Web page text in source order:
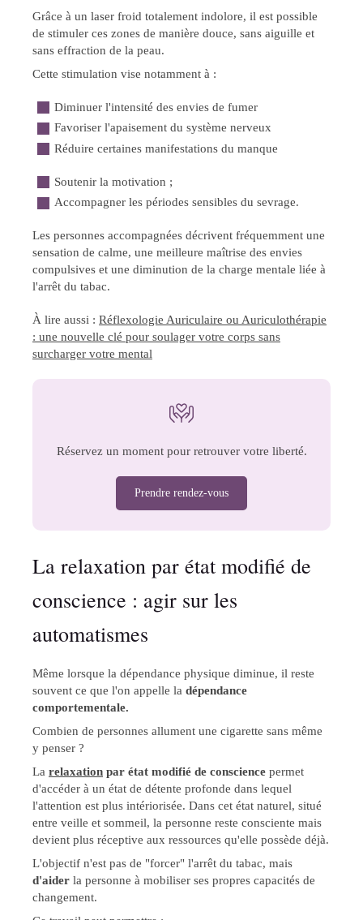
Grâce à un laser froid totalement indolore, il est possible
de stimuler ces zones de manière douce, sans aiguille et
sans effraction de la peau.
Cette stimulation vise notamment à :
Diminuer l'intensité des envies de fumer
Favoriser l'apaisement du système nerveux
Réduire certaines manifestations du manque
Soutenir la motivation ;
Accompagner les périodes sensibles du sevrage.
Les personnes accompagnées décrivent fréquemment une
sensation de calme, une meilleure maîtrise des envies
compulsives et une diminution de la charge mentale liée à
l'arrêt du tabac.
À lire aussi : Réflexologie Auriculaire ou Auriculothérapie
: une nouvelle clé pour soulager votre corps sans
surcharger votre mental
Réservez un moment pour retrouver votre liberté.
Prendre rendez-vous
La relaxation par état modifié de
conscience : agir sur les
automatismes
Même lorsque la dépendance physique diminue, il reste
souvent ce que l'on appelle la dépendance
comportementale.
Combien de personnes allument une cigarette sans même
y penser ?
La relaxation par état modifié de conscience permet
d'accéder à un état de détente profonde dans lequel
l'attention est plus intériorisée. Dans cet état naturel, situé
entre veille et sommeil, la personne reste consciente mais
devient plus réceptive aux ressources qu'elle possède déjà.
L'objectif n'est pas de "forcer" l'arrêt du tabac, mais
d'aider la personne à mobiliser ses propres capacités de
changement.